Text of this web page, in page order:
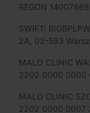
REGON
SWIFT:
2A, 02-593
MALO CLINIC
2202 0000 0000
MALO CLINIC
2202 0000 0007